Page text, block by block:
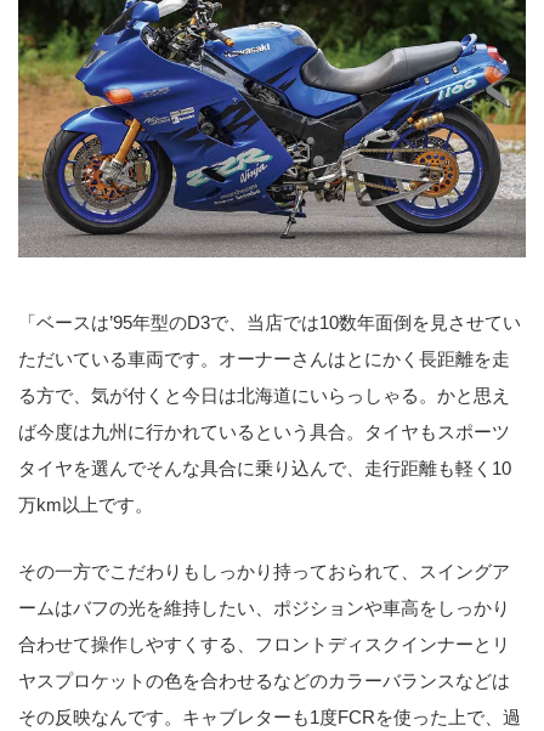
「ベースは’95年型のD3で、当店では10数年面倒を見させてい
ただいている車両です。オーナーさんはとにかく長距離を走
る方で、気が付くと今日は北海道にいらっしゃる。かと思え
ば今度は九州に行かれているという具合。タイヤもスポーツ
タイヤを選んでそんな具合に乗り込んで、走行距離も軽く10
万km以上です。
その一方でこだわりもしっかり持っておられて、スイングア
ームはバフの光を維持したい、ポジションや車高をしっかり
合わせて操作しやすくする、フロントディスクインナーとリ
ヤスプロケットの色を合わせるなどのカラーバランスなどは
その反映なんです。キャブレターも1度FCRを使った上で、過